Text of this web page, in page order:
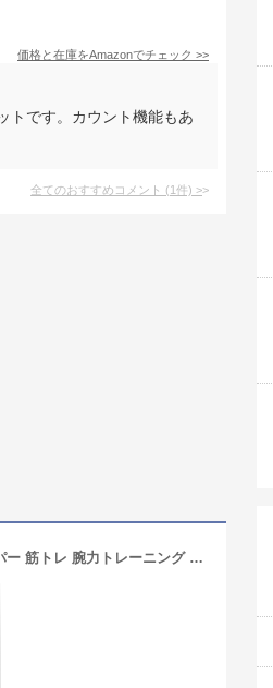
価格と在庫をAmazonでチェック >>
トです。カウント機能もあ
全てのおすすめコメント (1件) >
ハンドグリップ 5～60kg 調整可能 回数カウンター付 握力 可変グリッパー 筋トレ 腕力トレーニング リハビリ用 フィットネス エクササイズ 男女兼用 握る 軽量 負荷 鍛える 器具 前腕 動きスムーズ ジムバドミント 野球 ピアニスト テニス スポーツ 握力強化訓練 KAN000348